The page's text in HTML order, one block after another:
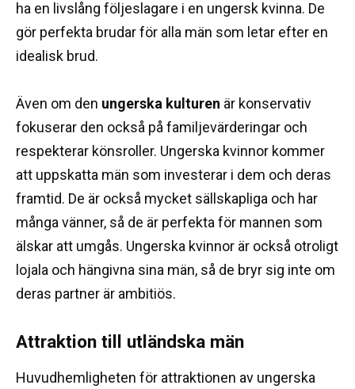
ha en livslång följeslagare i en ungersk kvinna. De
gör perfekta brudar för alla män som letar efter en
idealisk brud.
Även om den ungerska kulturen är konservativ
fokuserar den också på familjevärderingar och
respekterar könsroller. Ungerska kvinnor kommer
att uppskatta män som investerar i dem och deras
framtid. De är också mycket sällskapliga och har
många vänner, så de är perfekta för mannen som
älskar att umgås. Ungerska kvinnor är också otroligt
lojala och hängivna sina män, så de bryr sig inte om
deras partner är ambitiös.
Attraktion till utländska män
Huvudhemligheten för attraktionen av ungerska